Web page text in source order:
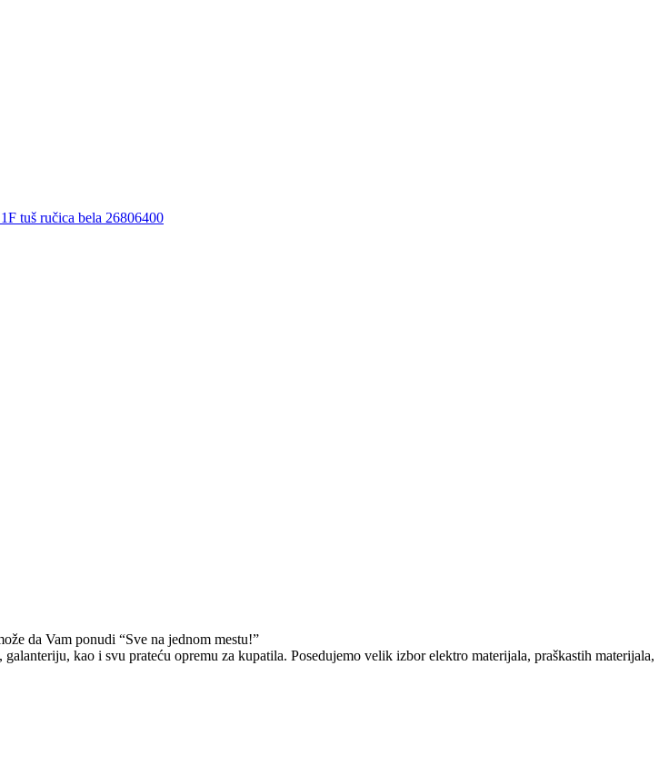
da Vam ponudi “Sve na jednom mestu!”
kao i svu prateću opremu za kupatila. Posedujemo velik izbor elektro materijala, praškastih materijala,